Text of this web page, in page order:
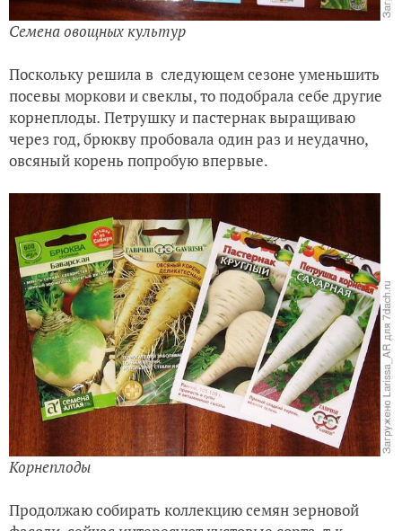
Семена овощных культур
Поскольку решила в следующем сезоне уменьшить
посевы моркови и свеклы, то подобрала себе другие
корнеплоды. Петрушку и пастернак выращиваю
через год, брюкву пробовала один раз и неудачно,
овсяный корень попробую впервые.
Корнеплоды
Продолжаю собирать коллекцию семян зерновой